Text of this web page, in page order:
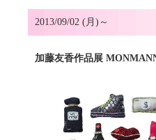
2013/09/02 (月)～
加藤友香作品展